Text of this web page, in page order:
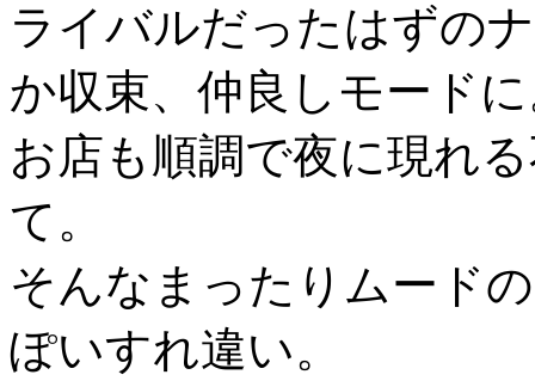
ライバルだったはずの
か収束、仲良しモード
お店も順調で夜に現れ
て。
そんなまったりムード
ぽいすれ違い。